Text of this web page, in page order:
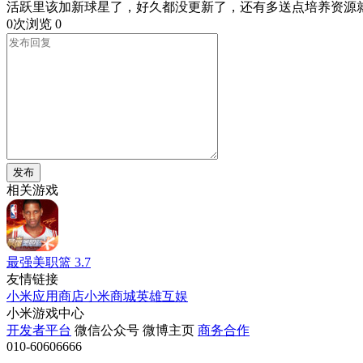
活跃里该加新球星了，好久都没更新了，还有多送点培养资源
0次浏览 0
发布
相关游戏
最强美职篮 3.7
友情链接
小米应用商店小米商城英雄互娱
小米游戏中心
开发者平台 微信公众号 微博主页 商务合作
010-60606666